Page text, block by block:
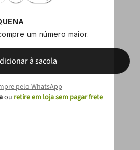
um número maior.
à sacola
pelo WhatsApp
ou retire em loja sem pagar frete